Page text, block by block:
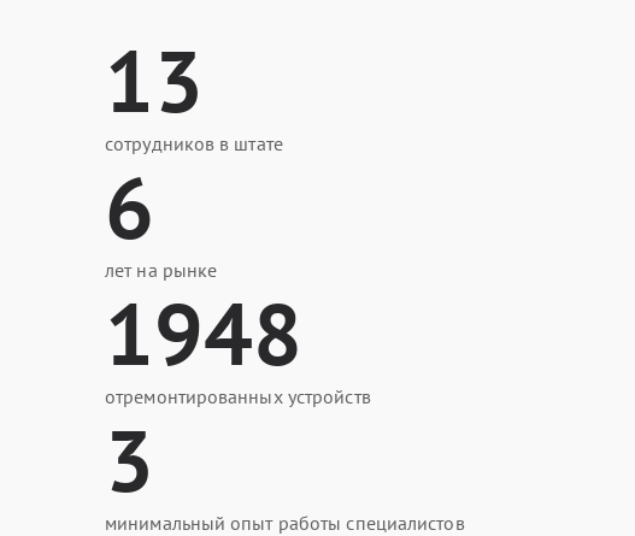
13
сотрудников в штате
6
лет на рынке
1948
отремонтированных устройств
3
минимальный опыт работы специалистов